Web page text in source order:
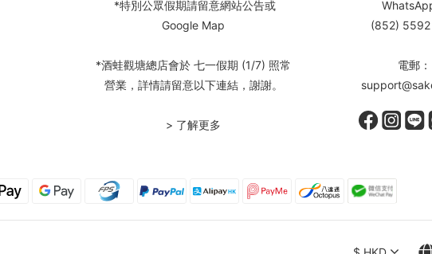
*特別公眾假期請留意網站公告或
Google Map
*酒蛙觀塘總店會於 七一假期 (1/7) 照常
營業，詳情請留意以下連結，謝謝。
> 了解更多
(852) 5592
電郵：